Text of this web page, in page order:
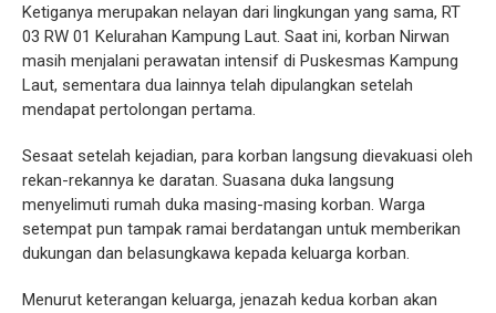
Ketiganya merupakan nelayan dari lingkungan yang sama, RT
03 RW 01 Kelurahan Kampung Laut. Saat ini, korban Nirwan
masih menjalani perawatan intensif di Puskesmas Kampung
Laut, sementara dua lainnya telah dipulangkan setelah
mendapat pertolongan pertama.
Sesaat setelah kejadian, para korban langsung dievakuasi oleh
rekan-rekannya ke daratan. Suasana duka langsung
menyelimuti rumah duka masing-masing korban. Warga
setempat pun tampak ramai berdatangan untuk memberikan
dukungan dan belasungkawa kepada keluarga korban.
Menurut keterangan keluarga, jenazah kedua korban akan